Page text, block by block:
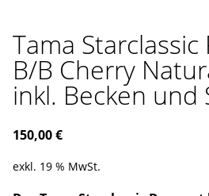
Tama
B/B Cherry
inkl. Becken und
150,00€
exkl. 19 % MwSt.